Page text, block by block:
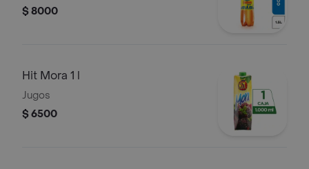
$ 8000
Hit Mora 1 l
Jugos
$ 6500